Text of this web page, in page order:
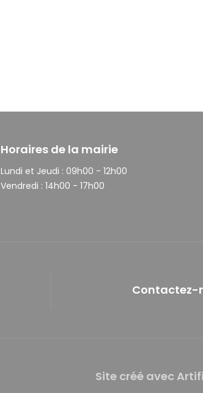
Horaires de la mairie
Lundi et Jeudi : 09h00 - 12h00
Vendredi : 14h00 - 17h00
Contactez-
Site créé avec